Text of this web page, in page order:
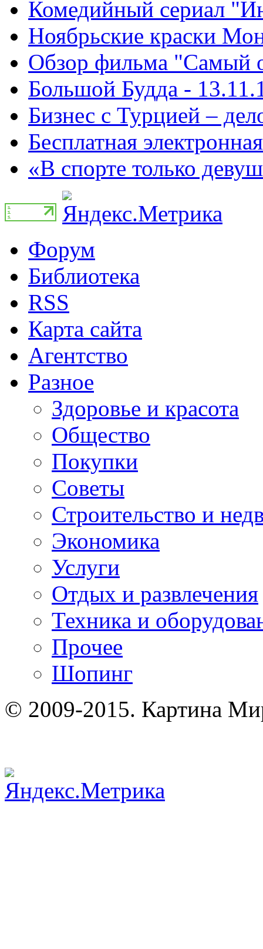
Комедийный сериал
Ноябрьские краски
Обзор фильма "Самый
Большой Будда -
Бизнес с Турцией –
Бесплатная
«В спорте только
Форум
Библиотека
RSS
Карта сайта
Агентство
Разное
Здоровье и красота
Общество
Покупки
Советы
Строительство и
Экономика
Услуги
Отдых и развлечения
Техника и
Прочее
Шопинг
© 2009-2015. Картина